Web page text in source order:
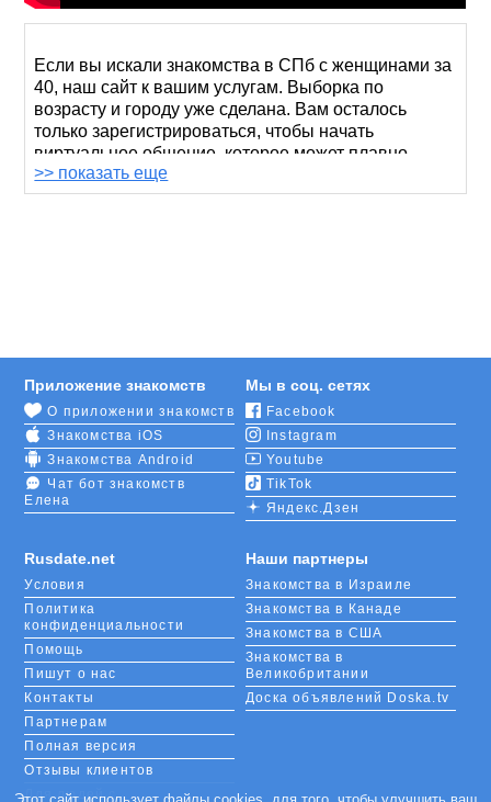
Если вы искали знакомства в СПб с женщинами за
40, наш сайт к вашим услугам. Выборка по
возрасту и городу уже сделана. Вам осталось
только зарегистрироваться, чтобы начать
виртуальное общение, которое может плавно
перетечь в реальное.
возрастной категории, укажите это в запросе.
Наши кандидатки стараются честно указывать,
сколько им лет, потому что при продолжении
общения тайна все равно откроется.
Для знакомства с женщинами 40-50 лет в Питере
регистрацияна сайте и
оригинальной фразой, красивой цитатой из
фильма или яркой картинкой розы.
>> показать еще
Rusdate.net
Условия
Политика
конфиденциальности
Помощь
Пишут о нас
Контакты
Партнерам
Полная версия
Отзывы клиентов
Для людей с
Приложение знакомств
О приложении знакомств
Знакомства iOS
Знакомства Android
Чат бот знакомств
Елена
Мы в соц. сетях
Facebook
Instagram
Youtube
TikTok
Яндекс.Дзен
Наши партнеры
Знакомства в Израиле
Знакомства в Канаде
Знакомства в США
Знакомства в
Великобритании
Доска объявлений Doska.tv